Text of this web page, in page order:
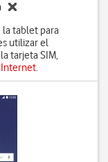
la tablet para
utilizar el
tarjeta SIM,
.